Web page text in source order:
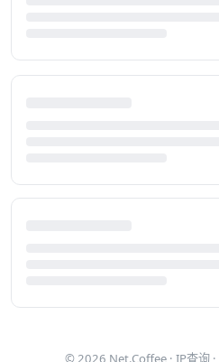
© 2026 Net.Coffee · IP查询 ·